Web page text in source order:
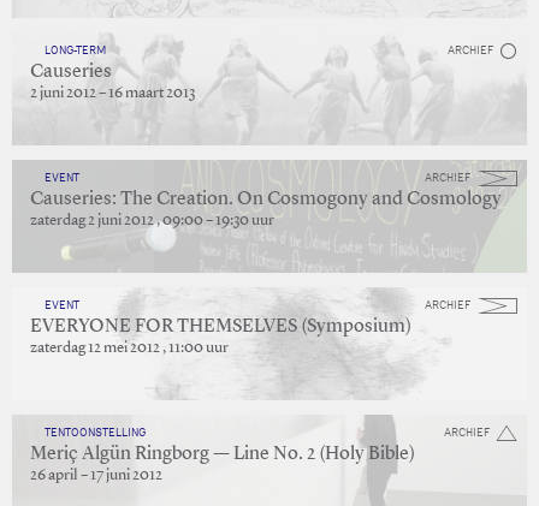
ARCHIEF
LONG-TERM
Causeries
2 juni 2012 – 16 maart 2013
ARCHIEF
EVENT
Causeries: The Creation. On Cosmogony and Cosmology
zaterdag 2 juni 2012 , 09:00 – 19:30 uur
ARCHIEF
EVENT
EVERYONE FOR THEMSELVES (Symposium)
zaterdag 12 mei 2012 , 11:00 uur
ARCHIEF
TENTOONSTELLING
Meriç Algün Ringborg — Line No. 2 (Holy Bible)
26 april – 17 juni 2012